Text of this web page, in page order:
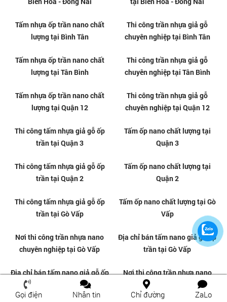
lượng tại Bình Thạnh
rẻ tại Bình Thạnh
Tấm nhựa giả gỗ ốp tường chất
Nơi bán tấm ốp nano giả gỗ giá
Gọi điện Nhắn tin Chỉ đường ZaLo